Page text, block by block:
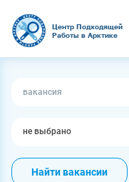
Центр Подходящей
Работы в Арктике
не выбрано
Найти вакансии